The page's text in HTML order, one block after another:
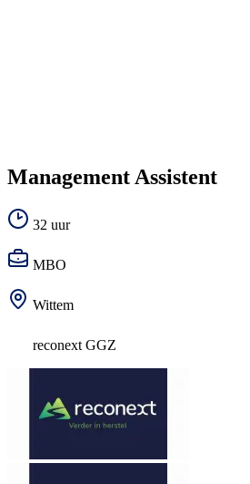
Management Assistent
32 uur
MBO
Wittem
reconext GGZ